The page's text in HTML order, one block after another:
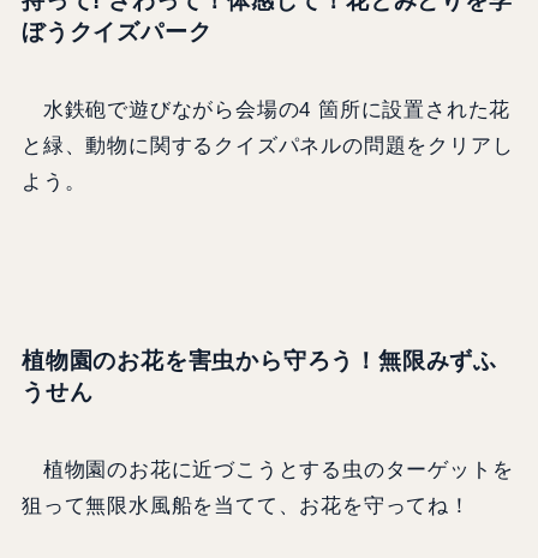
ぼうクイズパーク
水鉄砲で遊びながら会場の4 箇所に設置された花
と緑、動物に関するクイズパネルの問題をクリアし
よう。
植物園のお花を害虫から守ろう！無限みずふ
うせん
植物園のお花に近づこうとする虫のターゲットを
狙って無限水風船を当てて、お花を守ってね！